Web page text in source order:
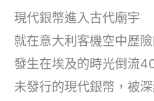
現代銀幣進入古代廟宇
就在意大利客機空中歷
發生在埃及的時光倒流
未發行的現代銀幣，被